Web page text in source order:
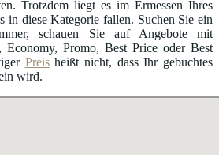
Trotzdem liegt es im Ermessen Ihres
in diese Kategorie fallen. Suchen Sie ein
schauen Sie auf Angebote mit
Economy, Promo, Best Price oder Best
Preisheißt nicht, dass Ihr gebuchtes
wird.